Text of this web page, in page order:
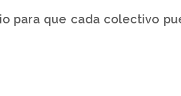
para que cada colectivo